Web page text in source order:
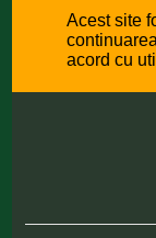
Acest site
acord cu